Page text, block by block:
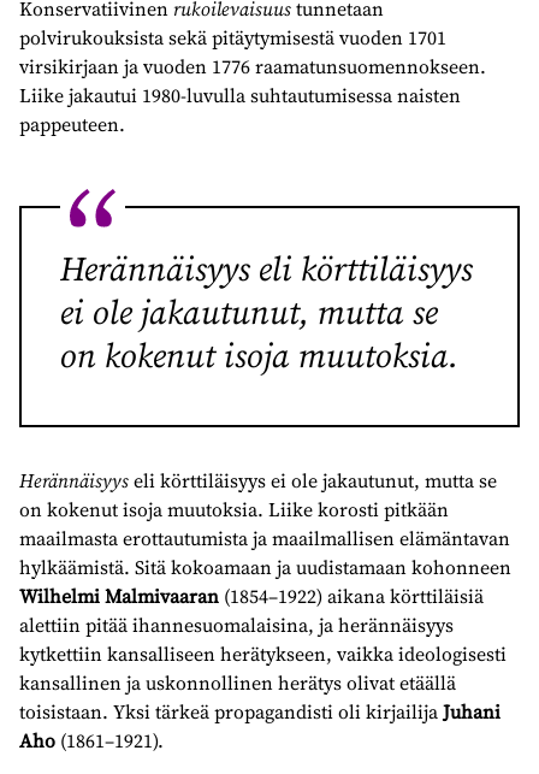
Konservatiivinenrukoilevaisuustunnetaan
polvirukouksista sekä pitäytymisestä vuoden 1701
virsikirjaan ja vuoden 1776 raamatunsuomennokseen.
Liike jakautui 1980-luvulla suhtautumisessa naisten
pappeuteen.
Herännäisyys eli körttiläisyys
ei ole jakautunut, mutta se
on kokenut isoja muutoksia.
Herännäisyyseli körttiläisyys ei ole jakautunut, mutta se
on kokenut isoja muutoksia. Liike korosti pitkään
maailmasta erottautumista ja maailmallisen elämäntavan
hylkäämistä. Sitä kokoamaan ja uudistamaan kohonneen
Wilhelmi Malmivaaran (1854–1922) aikana körttiläisiä
alettiin pitää ihannesuomalaisina, ja herännäisyys
kytkettiin kansalliseen herätykseen, vaikka ideologisesti
kansallinen ja uskonnollinen herätys olivat etäällä
toisistaan. Yksi tärkeä propagandisti oli kirjailijaJuhani
Aho (1861–1921).